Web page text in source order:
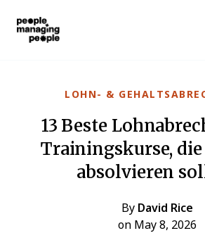
LOHN- &
13 Beste
Trainingskurse, die
absolvieren
By David Rice
on May 8, 2026